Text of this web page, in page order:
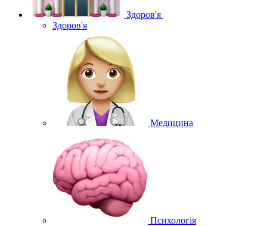
Здоров'я
Здоров'я
Медицина
Психологія